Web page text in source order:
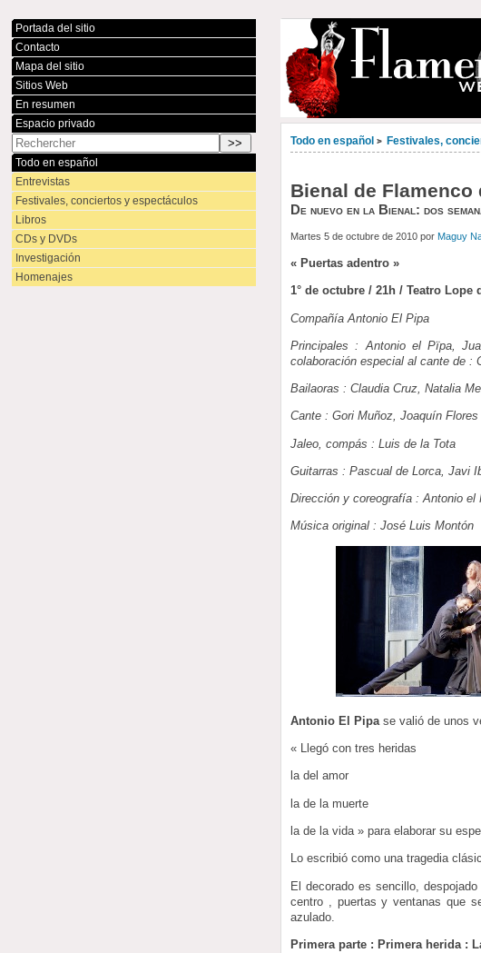
Todo en español > Festivales,
Bienal de Flamenco
De nuevo en la Bienal: dos
Martes 5 de octubre de 2010 porMaguy
« Puertas adentro »
1° de octubre / 21h / Teatro Lope
Compañía Antonio El Pipa
Principales : Antonio el Pïpa,
colaboración especial al cante de :
Bailaoras : Claudia Cruz, Natalia
Cante : Gori Muñoz, Joaquín Flores
Jaleo, compás : Luis de la Tota
Guitarras : Pascual de Lorca, Javi
Dirección y coreografía : Antonio el
Música original : José Luis Montón
Antonio El Pipa se valió de unos
« Llegó con tres heridas
la del amor
la de la muerte
la de la vida » para elaborar su
Lo escribió como una tragedia
El decorado es sencillo,
centro , puertas y ventanas que
azulado.
Primera parte : Primera herida :
Portada del sitio
Contacto
Mapa del sitio
Sitios Web
En resumen
Espacio privado
Todo en español
Entrevistas
Festivales, conciertos y espectáculos
Libros
CDs y DVDs
Investigación
Homenajes